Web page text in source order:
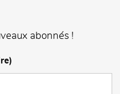
abonnés !